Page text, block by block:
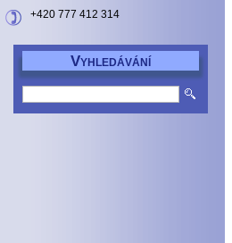
+420 777 412 314
VYHLEDÁVÁNÍ